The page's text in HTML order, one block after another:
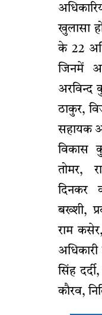
खुलासा
के 22
जिनमें
अरविन्द
ठाकुर,
सहायक
विकास
तोमर,
दिनकर
बख्शी,
राम
सिंह
कौरव,